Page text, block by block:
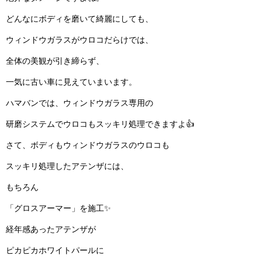
どんなにボディを磨いて綺麗にしても、
ウィンドウガラスがウロコだらけでは、
全体の美観が引き締らず、
一気に古い車に見えていまいます。
ハマバンでは、ウィンドウガラス専用の
研磨システムでウロコもスッキリ処理できますよ👍
さて、ボディもウィンドウガラスのウロコも
スッキリ処理したアテンザには、
もちろん
「グロスアーマー」を施工✨
経年感あったアテンザが
ピカピカホワイトパールに